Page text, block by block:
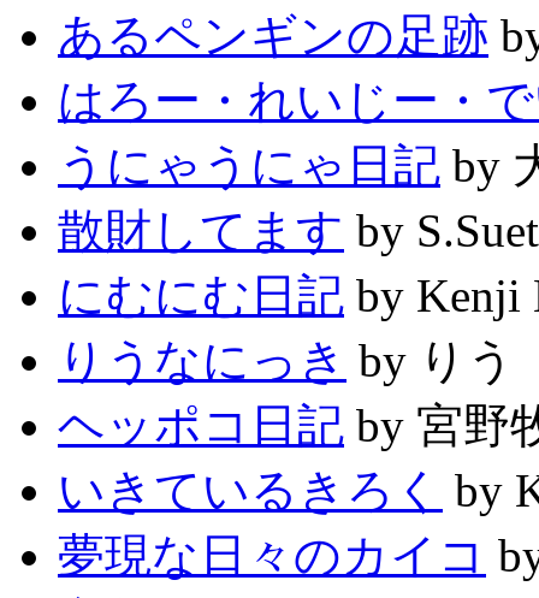
あるペンギンの足跡
はろー・れいじー・
うにゃうにゃ日記 by
散財してます by
にむにむ日記 by Kenji
りうなにっき by りう
ヘッポコ日記 by 宮野
いきているきろく by
夢現な日々のカイコ